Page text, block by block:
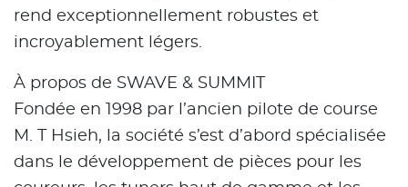
rend exceptionnellement robustes et
incroyablement légers.
À propos de SWAVE & SUMMIT
Fondée en 1998 par l’ancien pilote de course
M. T Hsieh, la société s’est d’abord spécialisée
dans le développement de pièces pour les